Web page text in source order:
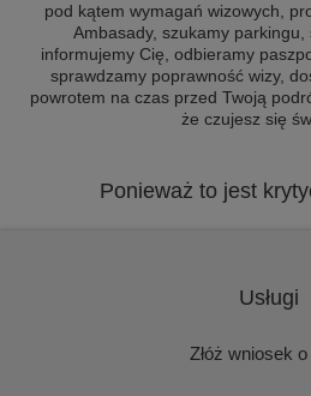
pod kątem wymagań wizowych,
Ambasady, szukamy parkingu,
informujemy Cię, odbieramy
sprawdzamy poprawność wizy,
powrotem na czas przed Twoją
że czujesz się
Ponieważ to jest
Usługi
Złóż wniosek